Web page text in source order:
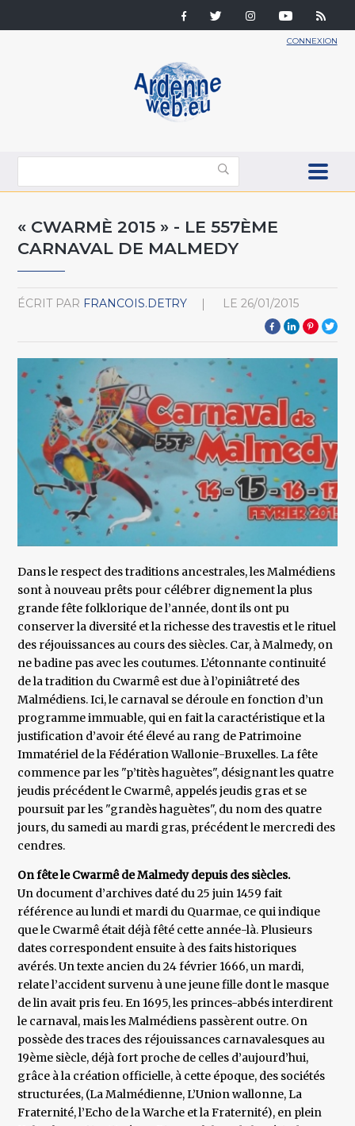
CONNEXION
« CWARMÈ 2015 » - LE 557ÈME
CARNAVAL DE MALMEDY
ÉCRIT PAR FRANCOIS.DETRY LE 26/01/2015
Dans le respect des traditions ancestrales, les Malmédiens
sont à nouveau prêts pour célébrer dignement la plus
grande fête folklorique de l’année, dont ils ont pu
conserver la diversité et la richesse des travestis et le rituel
des réjouissances au cours des siècles. Car, à Malmedy, on
ne badine pas avec les coutumes. L’étonnante continuité
de la tradition du Cwarmê est due à l’opiniâtreté des
Malmédiens. Ici, le carnaval se déroule en fonction d’un
programme immuable, qui en fait la caractéristique et la
justification d’avoir été élevé au rang de Patrimoine
Immatériel de la Fédération Wallonie-Bruxelles. La fête
commence par les "p’titès haguètes", désignant les quatre
jeudis précédent le Cwarmê, appelés jeudis gras et se
poursuit par les "grandès haguètes", du nom des quatre
jours, du samedi au mardi gras, précédent le mercredi des
cendres.
On fête le Cwarmê de Malmedy depuis des siècles.
Un document d’archives daté du 25 juin 1459 fait
référence au lundi et mardi du Quarmae, ce qui indique
que le Cwarmê était déjà fêté cette année-là. Plusieurs
dates correspondent ensuite à des faits historiques
avérés. Un texte ancien du 24 février 1666, un mardi,
relate l’accident survenu à une jeune fille dont le masque
de lin avait pris feu. En 1695, les princes-abbés interdirent
le carnaval, mais les Malmédiens passèrent outre. On
possède des traces des réjouissances carnavalesques au
19ème siècle, déjà fort proche de celles d’aujourd’hui,
grâce à la création officielle, à cette époque, des sociétés
structurées, (La Malmédienne, L’Union wallonne, La
Fraternité, l’Echo de la Warche et la Fraternité), en plein